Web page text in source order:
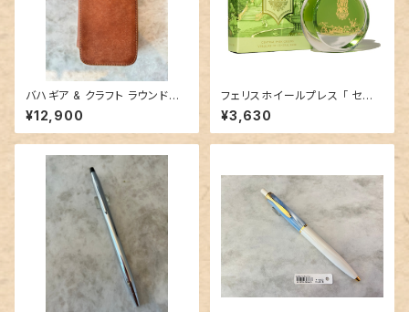
バハギア & クラフト ラウンドジ
ップペンケース (プエブロ革 シ
エナ)
¥12,900
フェリスホイールプレス 「 セント
ラルパークグリーン（ NEW YO
RK,NEW YORK COLLECTIO
N ）」／38mlインク／ラメなし
¥3,630